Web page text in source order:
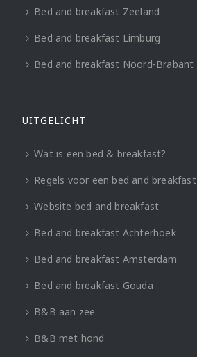
Bed and breakfast Zeeland
Bed and breakfast Limburg
Bed and breakfast Noord-Brabant
UITGELICHT
Wat is een bed & breakfast?
Regels voor een bed and breakfast
Website bed and breakfast
Bed and breakfast Achterhoek
Bed and breakfast Amsterdam
Bed and breakfast Gouda
B&B aan zee
B&B met hond